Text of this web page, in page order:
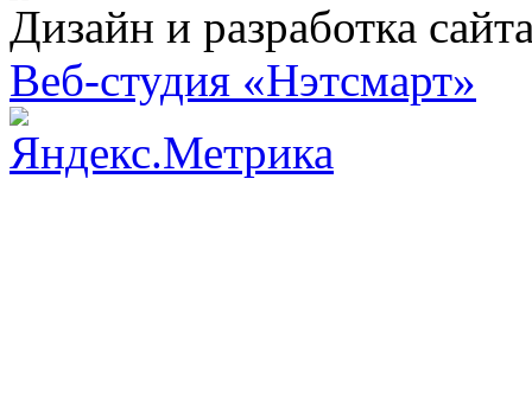
Дизайн и разработка
Веб-студия «Нэтсмарт»